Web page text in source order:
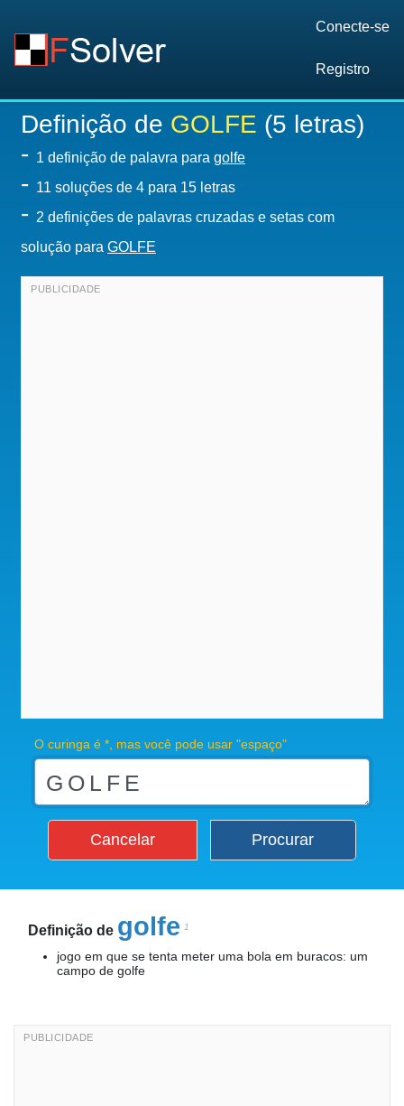
Conecte-se
Registro
Definição de GOLFE (5 letras)
- 1 definição de palavra para golfe
- 11 soluções de 4 para 15 letras
- 2 definições de palavras cruzadas e setas com
solução para GOLFE
O curinga é *, mas você pode usar "espaço"
Cancelar Procurar
Definição de golfe 1
jogo em que se tenta meter uma bola em buracos: um
campo de golfe